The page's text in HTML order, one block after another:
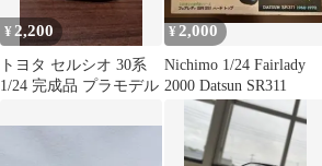
¥ 2,200
トヨタ セルシオ 30系
1/24 完成品 プラモデル
¥ 2,000
Nichimo 1/24 Fairlady
2000 Datsun SR311